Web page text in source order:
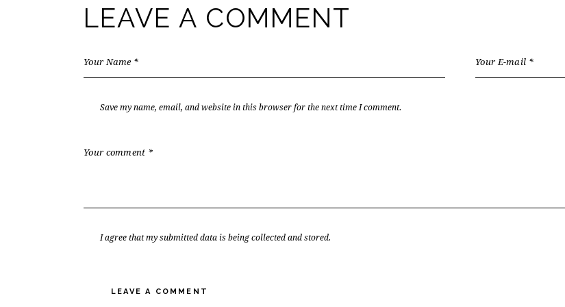
LEAVE A COMMENT
Save my name, email, and website in this browser for the next time I comment.
I agree that my submitted data is being collected and stored.